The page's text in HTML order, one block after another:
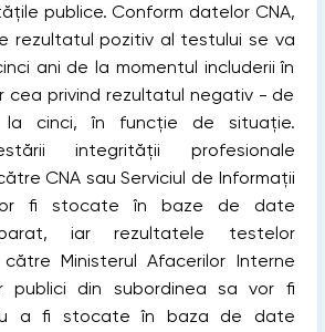
publice. Conform datelor CNA,
rezultatul pozitiv al testului se va
ani de la momentul includerii în
cea privind rezultatul negativ - de
cinci, în funcţie de situaţie.
integrităţii profesionale
CNA sau Serviciul de Informaţii
fi stocate în baze de date
iar rezultatele testelor
Ministerul Afacerilor Interne
publici din subordinea sa vor fi
a fi stocate în baza de date